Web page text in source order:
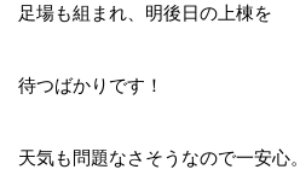
足場も組まれ、明後日の上棟を
待つばかりです！
天気も問題なさそうなので一安心。